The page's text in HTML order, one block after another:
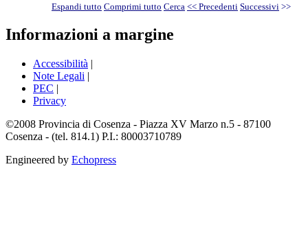
Espandi tutto Comprimi tutto Cerca << Precedenti Successivi >>
Informazioni a margine
Accessibilità |
Note Legali |
PEC |
Privacy
©2008 Provincia di Cosenza - Piazza XV Marzo n.5 - 87100
Cosenza - (tel. 814.1) P.I.: 80003710789
Engineered by Echopress